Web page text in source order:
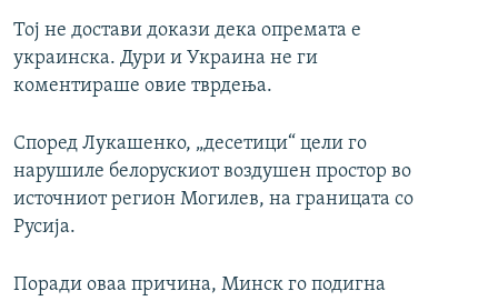
Тој не достави докази дека опремата е
украинска. Дури и Украина не ги
коментираше овие тврдења.
Според Лукашенко, „десетици“ цели го
нарушиле белорускиот воздушен простор во
источниот регион Могилев, на границата со
Русија.
Поради оваа причина, Минск го подигна